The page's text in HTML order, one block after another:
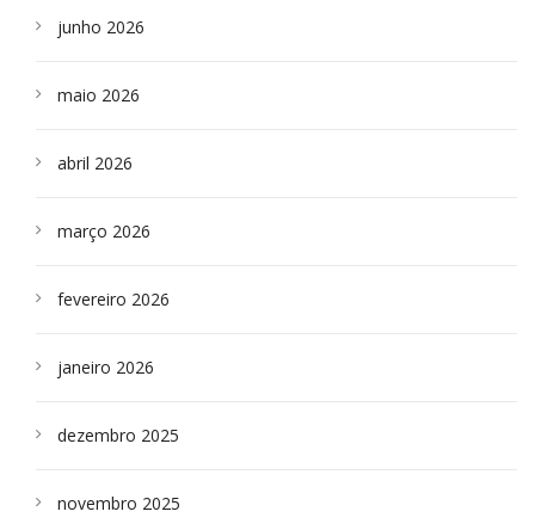
junho 2026
maio 2026
abril 2026
março 2026
fevereiro 2026
janeiro 2026
dezembro 2025
novembro 2025